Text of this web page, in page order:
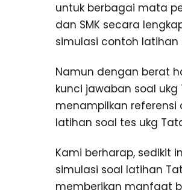
untuk berbagai mata
dan SMK secara
simulasi contoh latihan
Namun dengan berat
kunci jawaban soal ukg
menampilkan
latihan soal tes ukg
Kami berharap, sedikit
simulasi soal latihan
memberikan manfaat